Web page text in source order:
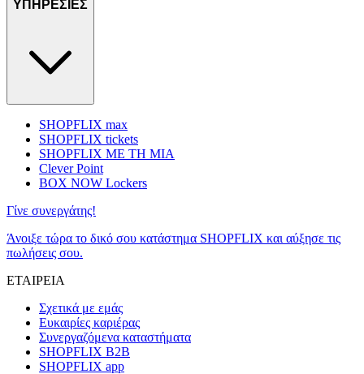
ΥΠΗΡΕΣΙΕΣ
SHOPFLIX max
SHOPFLIX tickets
SHOPFLIX ΜΕ ΤΗ ΜΙΑ
Clever Point
BOX NOW Lockers
Γίνε συνεργάτης!
Άνοιξε τώρα το δικό σου κατάστημα SHOPFLIX και αύξησε τις
πωλήσεις σου.
ΕΤΑΙΡΕΙΑ
Σχετικά με εμάς
Ευκαιρίες καριέρας
Συνεργαζόμενα καταστήματα
SHOPFLIX B2B
SHOPFLIX app